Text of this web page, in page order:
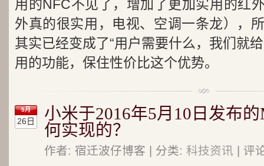
用的NFC不见了，增加了更加实用的红
外真的很实用，电视、空调一条龙），
其实已经变成了“用户需要什么，我们就
用的功能，保住性价比这个优势。
5月
26日
小米于2016年5月10日发布
何实现的？
作者: 宿迁波仔博客 | 分类: 科技资讯 | 评